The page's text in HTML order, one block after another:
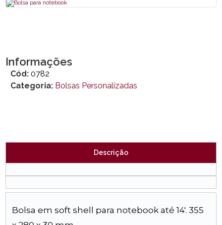
Informações
Cód: 0782
Categoria: Bolsas Personalizadas
Descrição
Bolsa em soft shell para notebook até 14'. 355